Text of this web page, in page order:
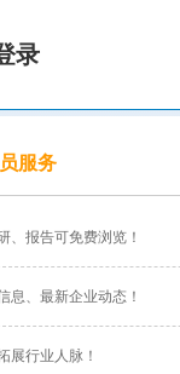
录
服务
、报告可免费浏览！
息、最新企业动态！
展行业人脉！